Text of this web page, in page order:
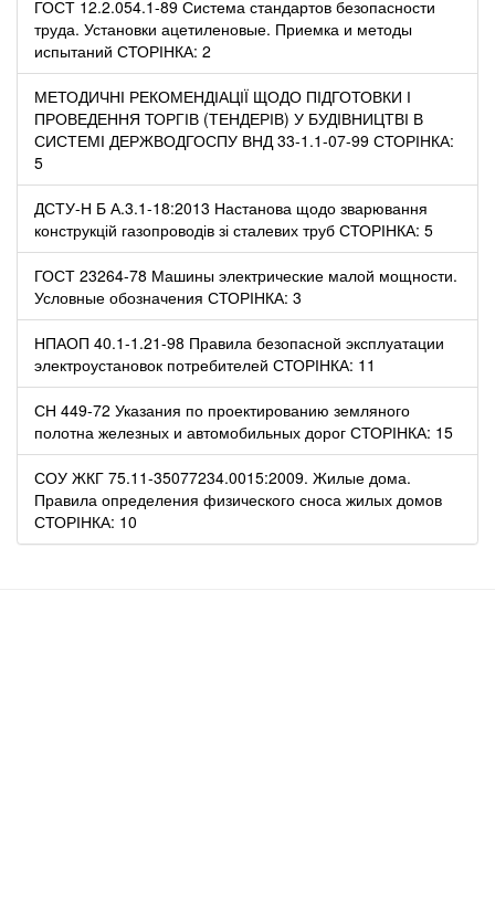
ГОСТ 12.2.054.1-89 Система стандартов безопасности
труда. Установки ацетиленовые. Приемка и методы
испытаний СТОРІНКА: 2
МЕТОДИЧНІ РЕКОМЕНДІАЦІЇ ЩОДО ПІДГОТОВКИ І
ПРОВЕДЕННЯ ТОРГІВ (ТЕНДЕРІВ) У БУДІВНИЦТВІ В
СИСТЕМІ ДЕРЖВОДГОСПУ ВНД 33-1.1-07-99 СТОРІНКА:
5
ДСТУ-Н Б А.3.1-18:2013 Настанова щодо зварювання
конструкцій газопроводів зі сталевих труб СТОРІНКА: 5
ГОСТ 23264-78 Машины электрические малой мощности.
Условные обозначения СТОРІНКА: 3
НПАОП 40.1-1.21-98 Правила безопасной эксплуатации
электроустановок потребителей СТОРІНКА: 11
СН 449-72 Указания по проектированию земляного
полотна железных и автомобильных дорог СТОРІНКА: 15
СОУ ЖКГ 75.11-35077234.0015:2009. Жилые дома.
Правила определения физического сноса жилых домов
СТОРІНКА: 10